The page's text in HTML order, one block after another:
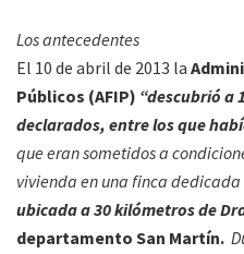
Los antecedentes
El 10 de abril de 2013 la
Públicos (AFIP) “descubrió a
declarados, entre los que
que eran sometidos a
vivienda en una finca
ubicada a 30 kilómetros de
departamento San Martín.